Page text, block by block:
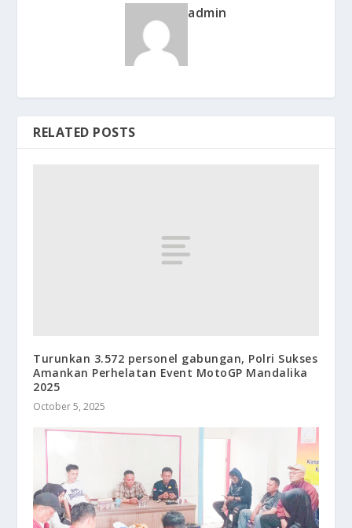
admin
RELATED POSTS
Turunkan 3.572 personel gabungan, Polri Sukses
Amankan Perhelatan Event MotoGP Mandalika
2025
October 5, 2025